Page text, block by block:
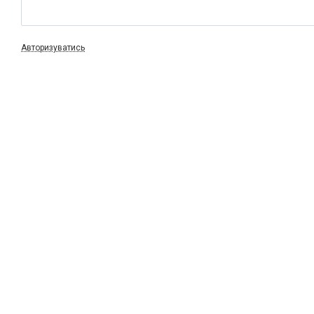
Авторизуватись